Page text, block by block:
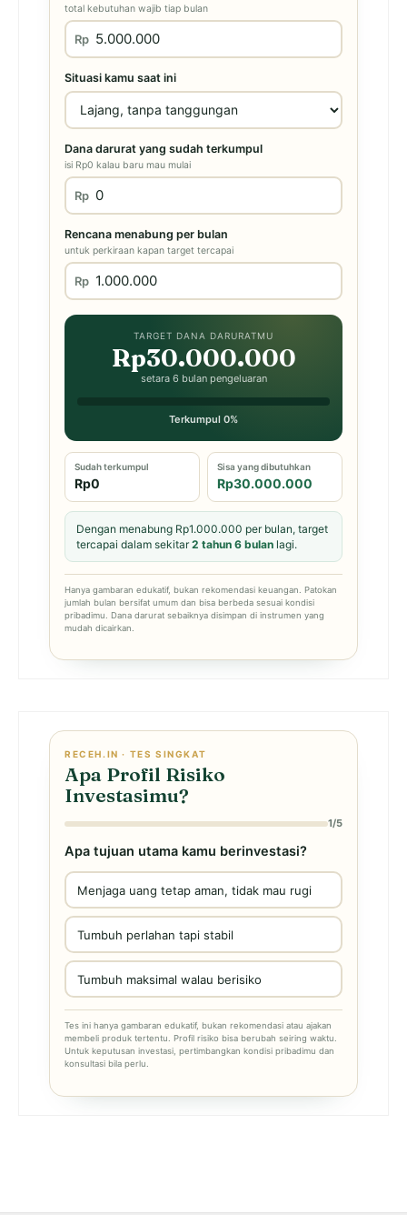
total kebutuhan wajib tiap bulan
Rp
Situasi kamu saat ini
Dana darurat yang sudah terkumpul
isi Rp0 kalau baru mau mulai
Rp
Rencana menabung per bulan
untuk perkiraan kapan target tercapai
Rp
TARGET DANA DARURATMU
Rp30.000.000
setara 6 bulan pengeluaran
Terkumpul 0%
Sudah terkumpul
Rp0
Sisa yang dibutuhkan
Rp30.000.000
Dengan menabung Rp1.000.000 per bulan, target
tercapai dalam sekitar2 tahun 6 bulan lagi.
Hanya gambaran edukatif, bukan rekomendasi keuangan. Patokan
jumlah bulan bersifat umum dan bisa berbeda sesuai kondisi
pribadimu. Dana darurat sebaiknya disimpan di instrumen yang
mudah dicairkan.
RECEH.IN · TES SINGKAT
Apa Profil Risiko
Investasimu?
1/5
Apa tujuan utama kamu berinvestasi?
Menjaga uang tetap aman, tidak mau rugi
Tumbuh perlahan tapi stabil
Tumbuh maksimal walau berisiko
Tes ini hanya gambaran edukatif, bukan rekomendasi atau ajakan
membeli produk tertentu. Profil risiko bisa berubah seiring waktu.
Untuk keputusan investasi, pertimbangkan kondisi pribadimu dan
konsultasi bila perlu.